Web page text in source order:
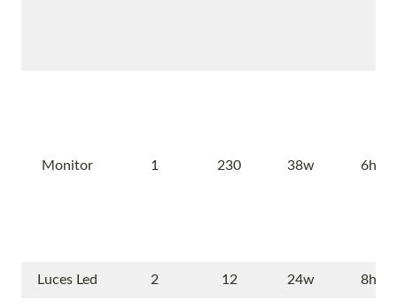
Monitor 1 230 38w 6h
Luces Led 2 12 24w 8h